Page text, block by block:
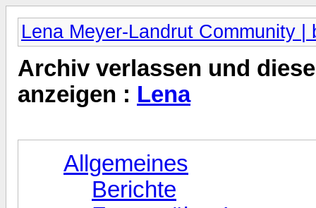
Lena Meyer-Landrut Community |
Archiv verlassen und
anzeigen : Lena
Allgemeines
Berichte